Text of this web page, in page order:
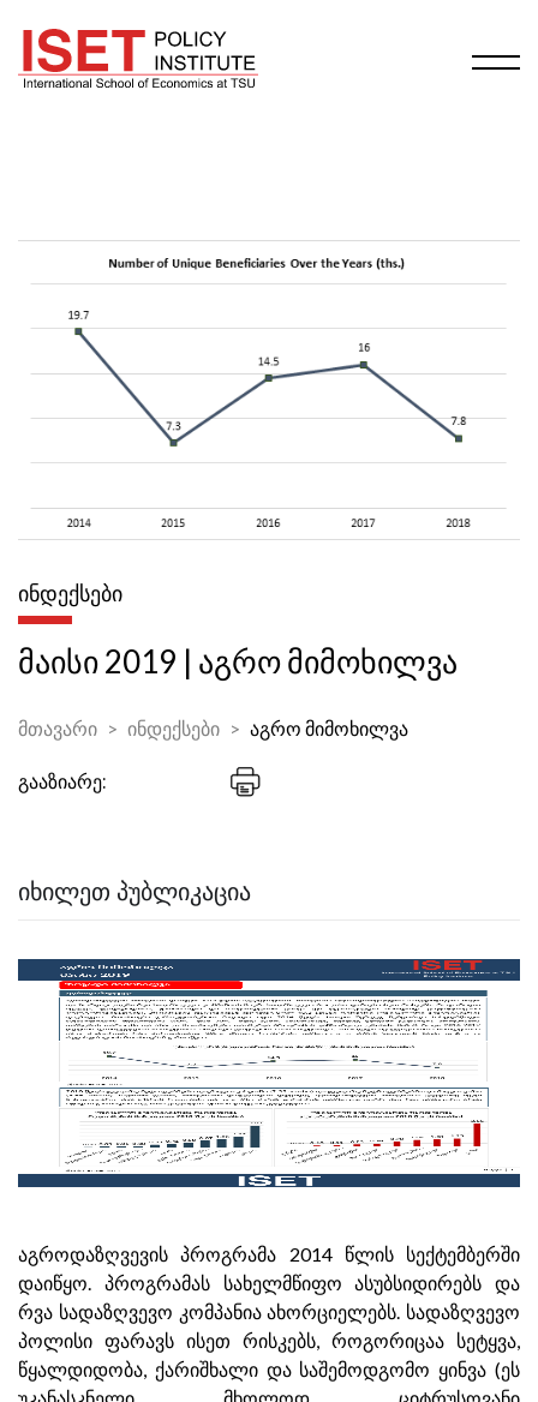
ᲘᲜᲓᲔᲥᲡᲔᲑᲘ
მაისი 2019 | აგრო მიმოხილვა
მთავარი ინდექსები აგრო მიმოხილვა
გააზიარე:
ᲘᲮᲘᲚᲔᲗ ᲞᲣᲑᲚᲘᲙᲐᲪᲘᲐ
აგროდაზღვევის პროგრამა 2014 წლის სექტემბერში
დაიწყო. პროგრამას სახელმწიფო ასუბსიდირებს და
რვა სადაზღვევო კომპანია ახორციელებს. სადაზღვევო
პოლისი ფარავს ისეთ რისკებს, როგორიცაა სეტყვა,
წყალდიდობა, ქარიშხალი და საშემოდგომო ყინვა (ეს